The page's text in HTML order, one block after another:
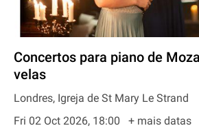
Concertos para piano de
velas
Londres, Igreja de St Mary Le Strand
Fri 02 Oct 2026, 18:00
+ mais datas